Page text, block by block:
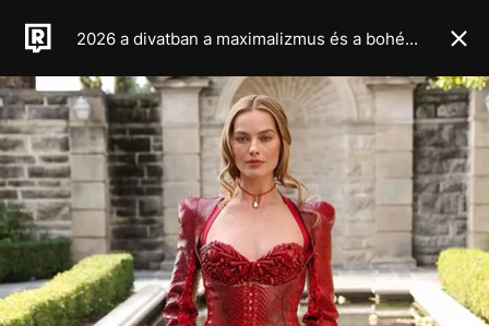
2026 a divatban a maximalizmus és a bohém élet éve lesz, legalábbis a legújabb haute couture kollekciók alapján